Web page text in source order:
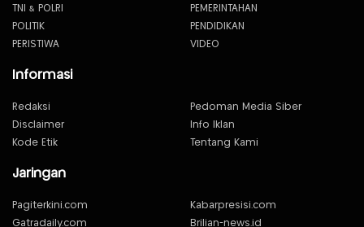
TNI & POLRI
PEMERINTAHAN
POLITIK
PENDIDIKAN
PERISTIWA
VIDEO
Informasi
Redaksi
Pedoman Media Siber
Disclaimer
Info Iklan
Kode Etik
Tentang Kami
Jaringan
Pagiterkini.com
Kabarpresisi.com
Gatradaily.com
Brilian-news.id